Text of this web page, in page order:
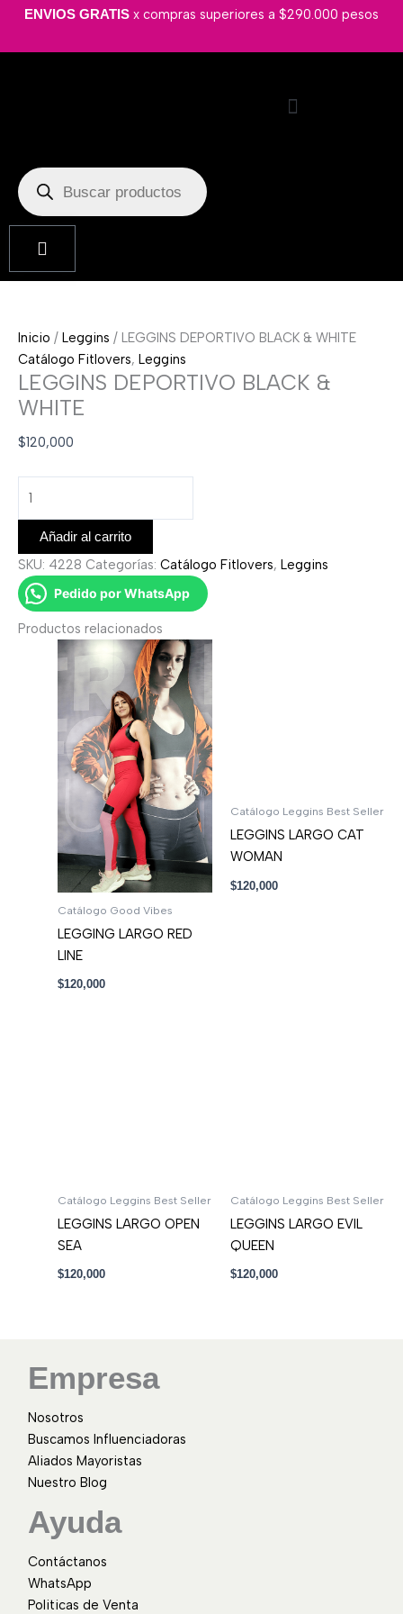
contenido
ENVIOS GRATIS x compras superiores a $290.000 pesos
de
productos
Cart
Inicio / Leggins / LEGGINS DEPORTIVO BLACK & WHITE
Catálogo Fitlovers, Leggins
LEGGINS DEPORTIVO BLACK &
WHITE
$120,000
LEGGINS
BLACK
Añadir al carrito
SKU: 4228 Categorías: Catálogo Fitlovers, Leggins
Pedido por WhatsApp
Productos relacionados
Catálogo Good Vibes
LEGGING LARGO RED
LINE
$120,000
Catálogo Leggins Best Seller
LEGGINS LARGO CAT
WOMAN
$120,000
Catálogo Leggins Best Seller
LEGGINS LARGO OPEN
SEA
$120,000
Catálogo Leggins Best Seller
LEGGINS LARGO EVIL
QUEEN
$120,000
Empresa
Nosotros
Buscamos Influenciadoras
Aliados Mayoristas
Nuestro Blog
Ayuda
Contáctanos
WhatsApp
Politicas de Venta